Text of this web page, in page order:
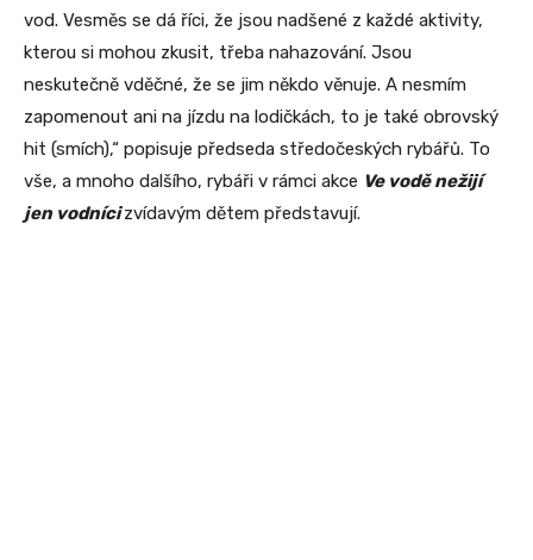
vod. Vesměs se dá říci, že jsou nadšené z každé aktivity,
kterou si mohou zkusit, třeba nahazování. Jsou
neskutečně vděčné, že se jim někdo věnuje. A nesmím
zapomenout ani na jízdu na lodičkách, to je také obrovský
hit (smích),“ popisuje předseda středočeských rybářů. To
vše, a mnoho dalšího, rybáři v rámci akce Ve vodě nežijí
jen vodnícizvídavým dětem představují.